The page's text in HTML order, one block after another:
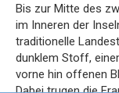
Bis zur Mitte des
im Inneren der
traditionelle
dunklem Stoff,
vorne hin offenen